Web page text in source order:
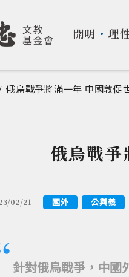
開明 ・ 理
俄烏戰爭將滿一年 中國敦促
俄烏戰
02/21 國外 公與義
針對俄烏戰爭，中國